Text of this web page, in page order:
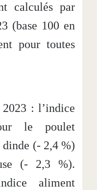
calculés par
(base 100 en
pour toutes
: l’indice
le poulet
(- 2,4 %)
(- 2,3 %).
aliment